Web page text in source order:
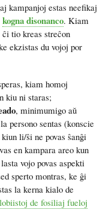
kampanjoj estas neefikaj
kogna disonanco. Kiam
tio kreas streĉon
ekzistas du vojoj por
kiam homoj
kiu ni staras;
, minimumigo aŭ
persono sentas (konscie
li/ŝi ne povas ŝanĝi
en kampara areo kun
vojo povas aspekti
sperto montras, ke ĝi
la kerna kialo de
lobiistoj de fosiliaj fueloj